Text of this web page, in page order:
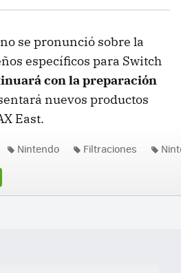
se pronunció sobre la
específicos para Switch
con la preparación
nuevos productos
East.
Nintendo Filtraciones